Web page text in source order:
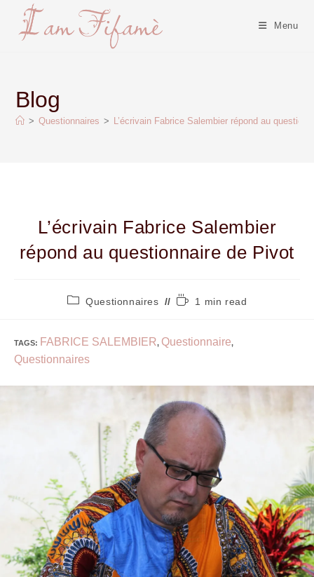
Menu
Blog
> Questionnaires > L’écrivain Fabrice Salembier répond au
L’écrivain Fabrice Salembier
répond au questionnaire de Pivot
Questionnaires 1 min read
TAGS: FABRICE SALEMBIER, Questionnaire,
Questionnaires